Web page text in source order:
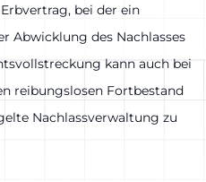
bei der ein
Abwicklung des Nachlasses
kann auch bei
reibungslosen Fortbestand
Nachlassverwaltung zu